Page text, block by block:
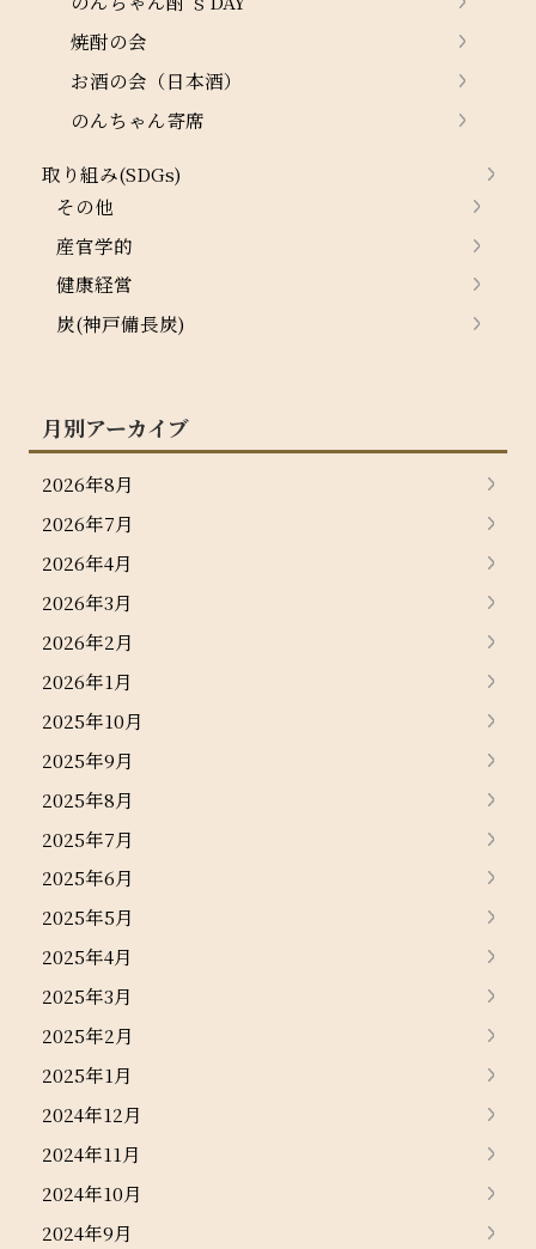
焼酎の会
お酒の会（日本酒）
のんちゃん寄席
取り組み(SDGs)
その他
産官学的
健康経営
炭(神戸備長炭)
月別アーカイブ
2026年8月
2026年7月
2026年4月
2026年3月
2026年2月
2026年1月
2025年10月
2025年9月
2025年8月
2025年7月
2025年6月
2025年5月
2025年4月
2025年3月
2025年2月
2025年1月
2024年12月
2024年11月
2024年10月
2024年9月